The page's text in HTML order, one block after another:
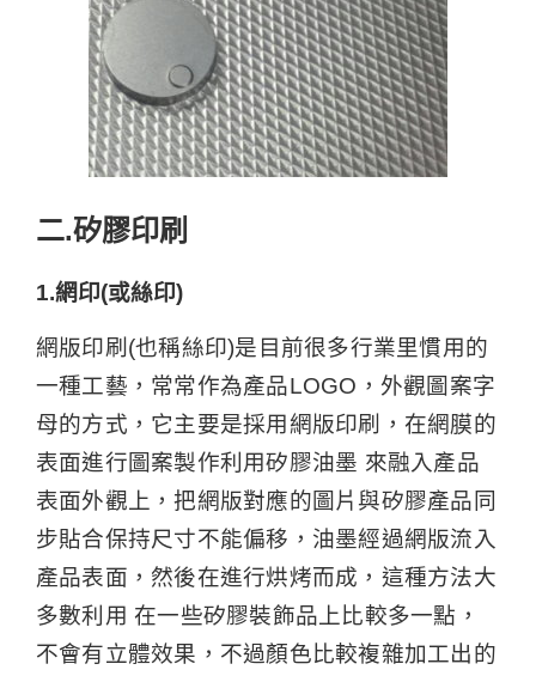
二.矽膠印刷
1.網印(或絲印)
網版印刷(也稱絲印)是目前很多行業里慣用的
一種工藝，常常作為產品LOGO，外觀圖案字
母的方式，它主要是採用網版印刷，在網膜的
表面進行圖案製作利用矽膠油墨 來融入產品
表面外觀上，把網版對應的圖片與矽膠產品同
步貼合保持尺寸不能偏移，油墨經過網版流入
產品表面，然後在進行烘烤而成，這種方法大
多數利用 在一些矽膠裝飾品上比較多一點，
不會有立體效果，不過顏色比較複雜加工出的